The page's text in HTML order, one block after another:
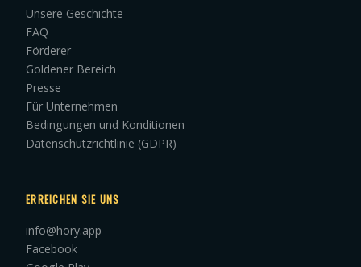
Unsere Geschichte
FAQ
Förderer
Goldener Bereich
Presse
Für Unternehmen
Bedingungen und Konditionen
Datenschutzrichtlinie (GDPR)
ERREICHEN SIE UNS
info@hory.app
Facebook